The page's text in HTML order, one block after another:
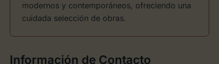
modernos y contemporáneos, ofreciendo una
cuidada selección de obras.
Información de Contacto